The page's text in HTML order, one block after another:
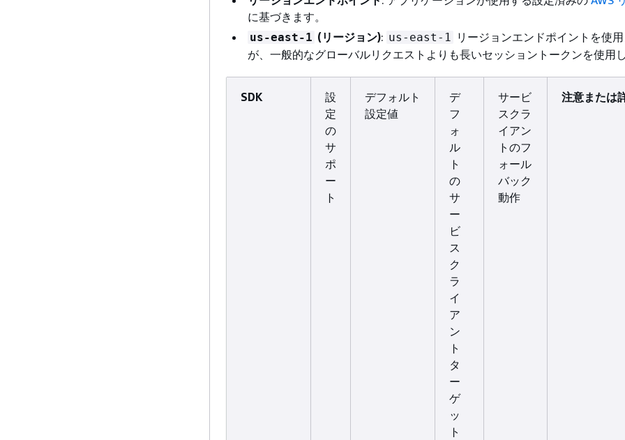
に基づきます。
us-east-1 (リージョン): us-east-1
リージョンエンドポイントを使
が、一般的なグローバルリクエストよりも長いセッショントークンを使用し
SDK
設
定
の
サ
ポ
ー
ト
デフォルト
設定値
デ
フ
ォ
ル
ト
の
サ
ー
ビ
ス
ク
ラ
イ
ア
ン
ト
タ
ー
ゲ
ッ
ト
サービ
スクラ
イアン
トのフ
ォール
バック
動作
注意または